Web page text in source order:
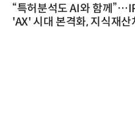
분석도 AI와 함께”…IP산업
시대 본격화, 지식재산처 1호